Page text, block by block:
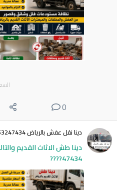
0
دينا نقل عفش بالرياض 0553247434
47434????